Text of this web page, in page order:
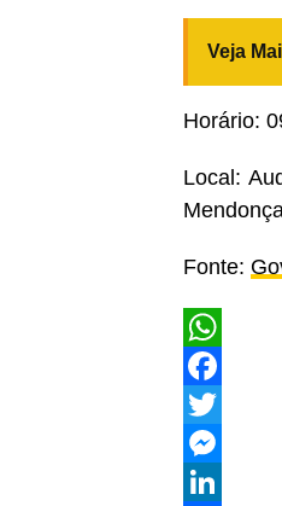
Veja
Horário:
Local:
Fonte:
WhatsApp
Facebook
Twitter
Messenger